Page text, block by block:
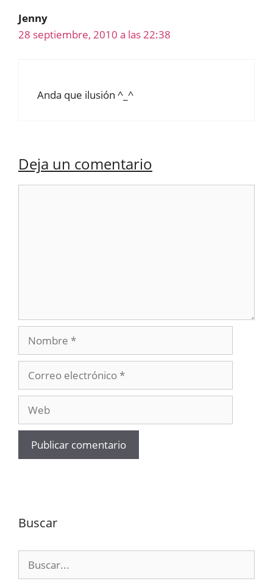
Jenny
28 septiembre, 2010 a las 22:38
Anda que ilusión ^_^
Deja un comentario
Nombre
electrónico
Buscar